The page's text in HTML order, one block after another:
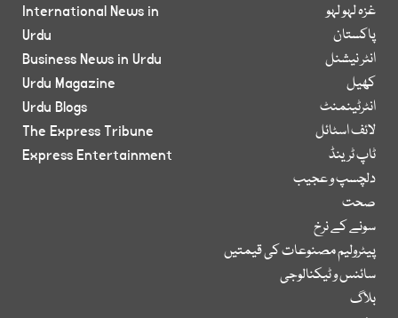
غزہ لہو لہو
پاکستان
انٹر نیشنل
کھیل
انٹرٹینمنٹ
لائف اسٹائل
ٹاپ ٹرینڈ
دلچسپ و عجیب
صحت
سونے کے نرخ
پیٹرولیم مصنوعات کی قیمتیں
سائنس و ٹیکنالوجی
بلاگ
International News in
Urdu
Business News in Urdu
Urdu Magazine
Urdu Blogs
The Express Tribune
Express Entertainment